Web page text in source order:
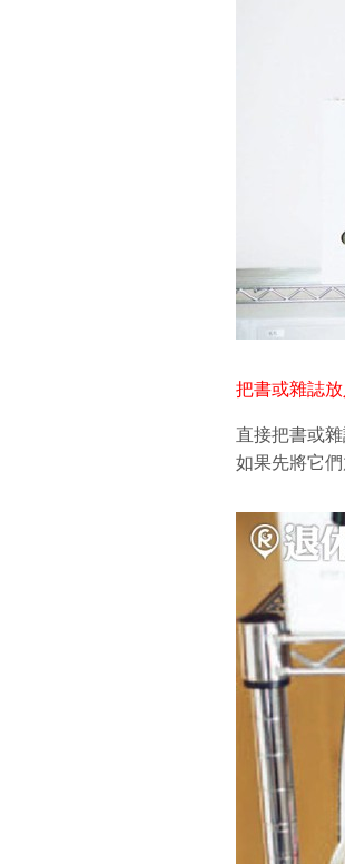
把書或雜誌
直接把書或
如果先將它